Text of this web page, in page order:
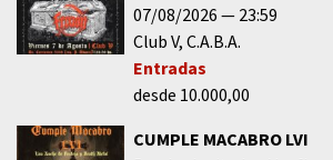
07/08/2026
23:59
Club V C.A.B.A.
Entradas
desde 10.000,00
CUMPLE MACABRO LVI